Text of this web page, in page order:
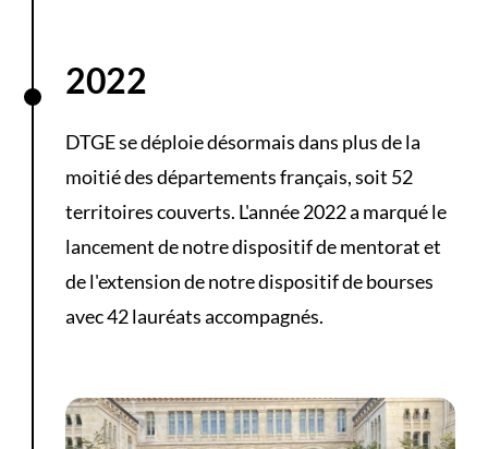
2022
DTGE se déploie désormais dans plus de la
moitié des départements français, soit 52
territoires couverts. L'année 2022 a marqué le
lancement de notre dispositif de mentorat et
de l'extension de notre dispositif de bourses
avec 42 lauréats accompagnés.